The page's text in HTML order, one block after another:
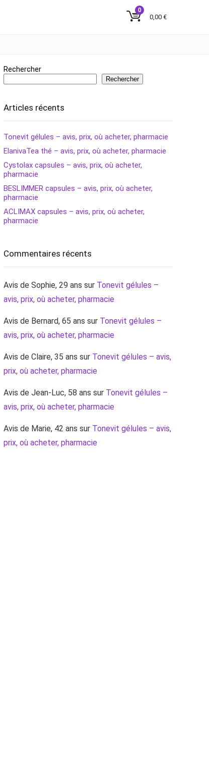
0
0,00 €
Rechercher
Rechercher
Articles récents
Tonevit gélules – avis, prix, où acheter, pharmacie
ElanivaTea thé – avis, prix, où acheter, pharmacie
Cystolax capsules – avis, prix, où acheter,
pharmacie
BESLIMMER capsules – avis, prix, où acheter,
pharmacie
ACLIMAX capsules – avis, prix, où acheter,
pharmacie
Commentaires récents
Avis de Sophie, 29 ans sur Tonevit gélules –
avis, prix, où acheter, pharmacie
Avis de Bernard, 65 ans sur Tonevit gélules –
avis, prix, où acheter, pharmacie
Avis de Claire, 35 ans sur Tonevit gélules – avis,
prix, où acheter, pharmacie
Avis de Jean-Luc, 58 ans sur Tonevit gélules –
avis, prix, où acheter, pharmacie
Avis de Marie, 42 ans sur Tonevit gélules – avis,
prix, où acheter, pharmacie